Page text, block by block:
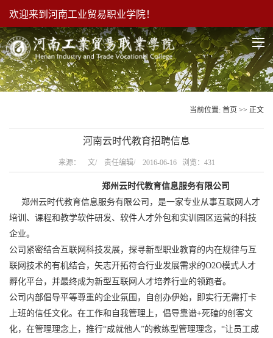
欢迎来到河南工业贸易职业学院！
当前位置: 首页 >> 正文
河南云时代教育招聘信息
来源： 文/ 责任编辑/ 2016-06-16 浏览： 431
郑州云时代教育信息服务有限公司
郑州云时代教育信息服务有限公司，是一家专业从事互联网人才
培训、课程和教学软件研发、软件人才外包和实训园区运营的科技
企业。
公司紧密结合互联网科技发展，探寻新型职业教育的内在规律与互
联网技术的有机结合，矢志开拓符合行业发展需求的O2O模式人才
孵化平台，并最终成为新型互联网人才培养行业的领跑者。
公司内部倡导平等尊重的企业氛围，自创办伊始，即实行无需打卡
上班的信任文化。在工作和自我管理上，倡导靠谱+死磕的创客文
化，在管理理念上，推行“成就他人”的教练型管理理念，“让员工成